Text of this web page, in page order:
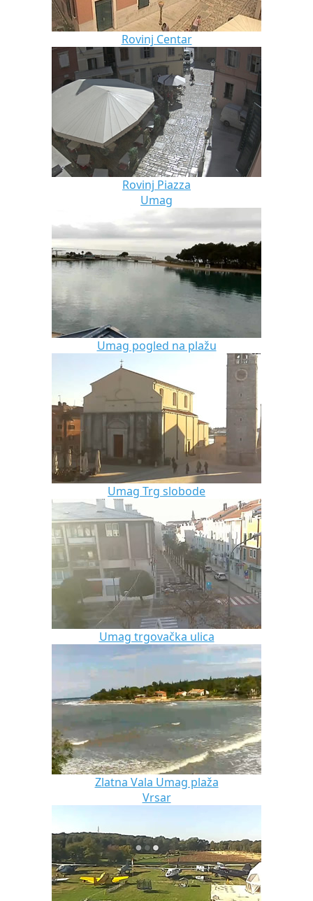
Rovinj Centar
Rovinj Piazza
Umag
Umag pogled na plažu
Umag Trg slobode
Umag trgovačka ulica
Zlatna Vala Umag plaža
Vrsar